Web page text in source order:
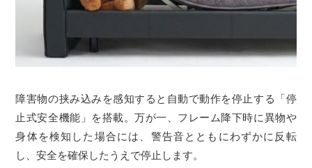
障害物の挟み込みを感知すると自動で動作を停止する「停
止式安全機能」を搭載。万が一、フレーム降下時に異物や
身体を検知した場合には、警告音とともにわずかに反転
し、安全を確保したうえで停止します。